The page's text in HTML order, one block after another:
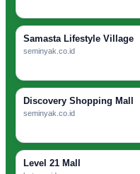
Samasta Lifestyle Village
seminyak.co.id
Discovery Shopping Mall
seminyak.co.id
Level 21 Mall